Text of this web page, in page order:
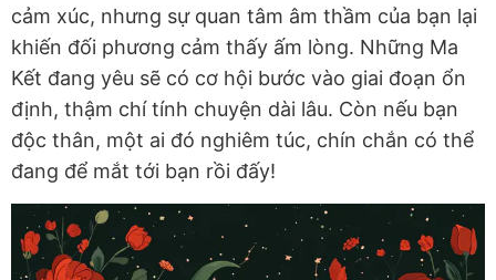
cảm xúc, nhưng sự quan tâm âm thầm của bạn lại
khiến đối phương cảm thấy ấm lòng. Những Ma
Kết đang yêu sẽ có cơ hội bước vào giai đoạn ổn
định, thậm chí tính chuyện dài lâu. Còn nếu bạn
độc thân, một ai đó nghiêm túc, chín chắn có thể
đang để mắt tới bạn rồi đấy!